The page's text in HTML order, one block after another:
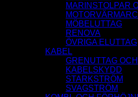
MARINSTOLPAR
MÖBELUTTAG
RENOVA
ÖVRIGA ELUTTAG
KABEL
GRENUTTAG
KABELSKYDD
STARKSTRÖM
SVAGSTRÖM